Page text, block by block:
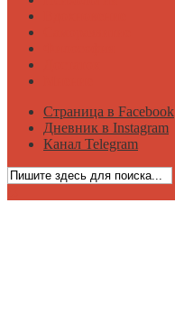
Страница в Facebook
Дневник в Instagram
Канал Telegram